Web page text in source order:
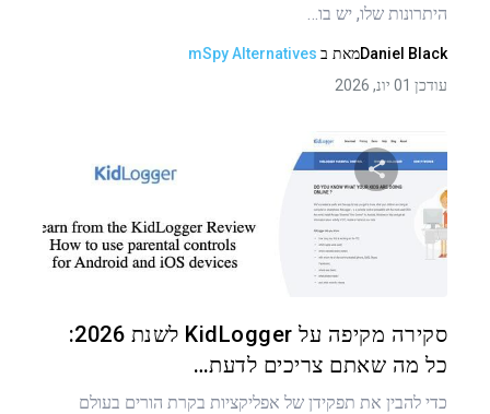
היתרונות שלו, יש בו…
Daniel Blackמאת ב mSpy Alternatives
עודכן 01 יונ, 2026
שתף מאמר זה
סקירה מקיפה על KidLogger לשנת 2026:
כל מה שאתם צריכים לדעת…
כדי להבין את תפקידן של אפליקציות בקרת הורים בעולם